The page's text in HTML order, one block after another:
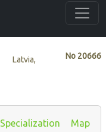
No 20666
Latvia,
Specialization Map